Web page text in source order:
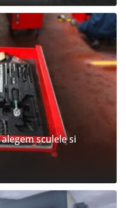
sculele si